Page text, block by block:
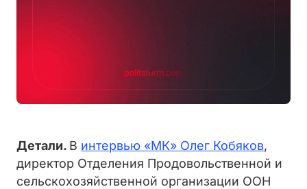
Детали. В интервью «МК» Олег Кобяков,
директор Отделения Продовольственной и
сельскохозяйственной организации ООН